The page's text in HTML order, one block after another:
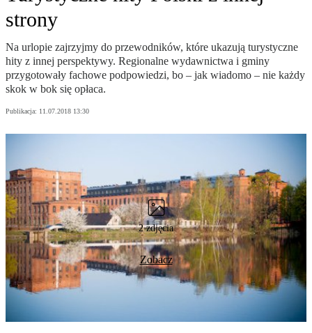
strony
Na urlopie zajrzyjmy do przewodników, które ukazują turystyczne
hity z innej perspektywy. Regionalne wydawnictwa i gminy
przygotowały fachowe podpowiedzi, bo – jak wiadomo – nie każdy
skok w bok się opłaca.
Publikacja: 11.07.2018 13:30
2 zdjęcia
Zobacz